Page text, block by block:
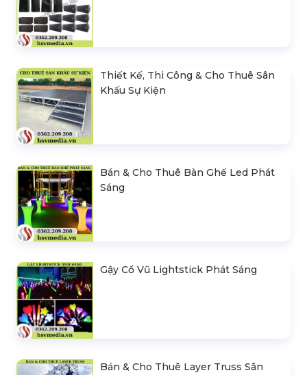
Thiết Kế, Thi Công & Cho Thuê Sân
Khấu Sự Kiện
Bán & Cho Thuê Bàn Ghế Led Phát
Sáng
Gậy Cổ Vũ Lightstick Phát Sáng
Bán & Cho Thuê Layer Truss Sân